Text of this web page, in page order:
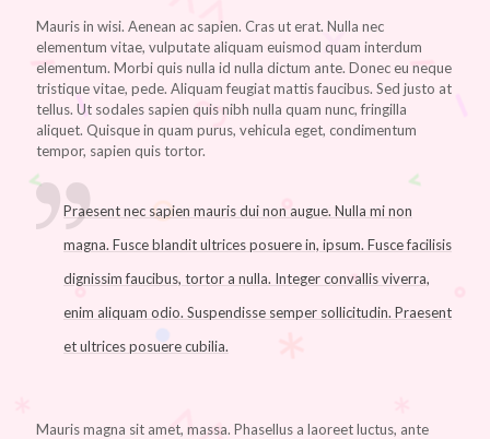
Mauris in wisi. Aenean ac sapien. Cras ut erat. Nulla nec
elementum vitae, vulputate aliquam euismod quam interdum
elementum. Morbi quis nulla id nulla dictum ante. Donec eu neque
tristique vitae, pede. Aliquam feugiat mattis faucibus. Sed justo at
tellus. Ut sodales sapien quis nibh nulla quam nunc, fringilla
aliquet. Quisque in quam purus, vehicula eget, condimentum
tempor, sapien quis tortor.
Praesent nec sapien mauris dui non augue. Nulla mi non
magna. Fusce blandit ultrices posuere in, ipsum. Fusce facilisis
dignissim faucibus, tortor a nulla. Integer convallis viverra,
enim aliquam odio. Suspendisse semper sollicitudin. Praesent
et ultrices posuere cubilia.
Mauris magna sit amet, massa. Phasellus a laoreet luctus, ante